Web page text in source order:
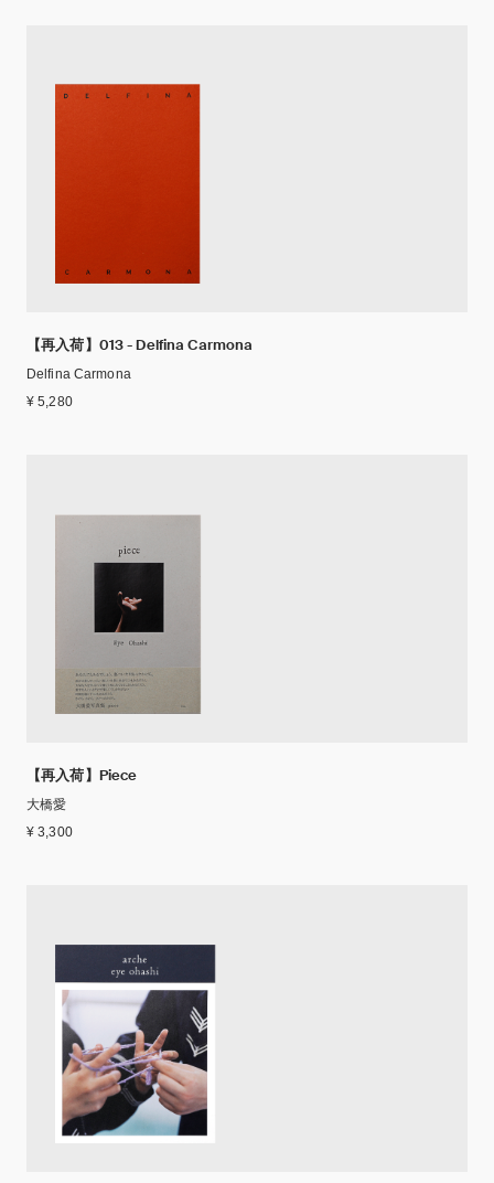
【再入荷】013 - Delfina Carmona
Delfina Carmona
¥ 5,280
【再入荷】Piece
大橋愛
¥ 3,300